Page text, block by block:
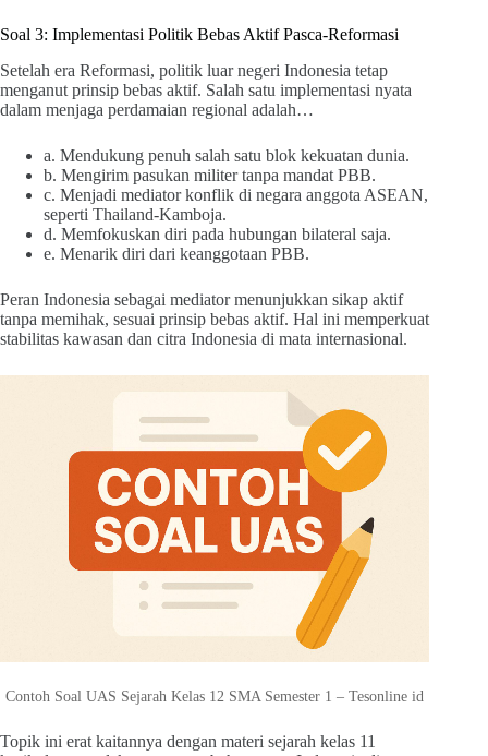
Soal 3: Implementasi Politik Bebas Aktif Pasca-Reformasi
Setelah era Reformasi, politik luar negeri Indonesia tetap
menganut prinsip bebas aktif. Salah satu implementasi nyata
dalam menjaga perdamaian regional adalah…
a. Mendukung penuh salah satu blok kekuatan dunia.
b. Mengirim pasukan militer tanpa mandat PBB.
c. Menjadi mediator konflik di negara anggota ASEAN,
seperti Thailand-Kamboja.
d. Memfokuskan diri pada hubungan bilateral saja.
e. Menarik diri dari keanggotaan PBB.
Peran Indonesia sebagai mediator menunjukkan sikap aktif
tanpa memihak, sesuai prinsip bebas aktif. Hal ini memperkuat
stabilitas kawasan dan citra Indonesia di mata internasional.
Contoh Soal UAS Sejarah Kelas 12 SMA Semester 1 – Tesonline id
Topik ini erat kaitannya dengan materi sejarah kelas 11